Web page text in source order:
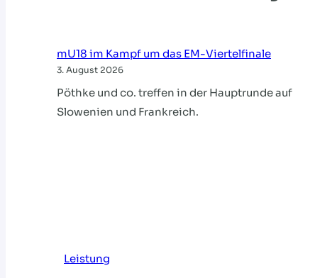
mU18 im Kampf um das EM-Viertelfinale
3. August 2026
Pöthke und co. treffen in der Hauptrunde auf
Slowenien und Frankreich.
Leistung